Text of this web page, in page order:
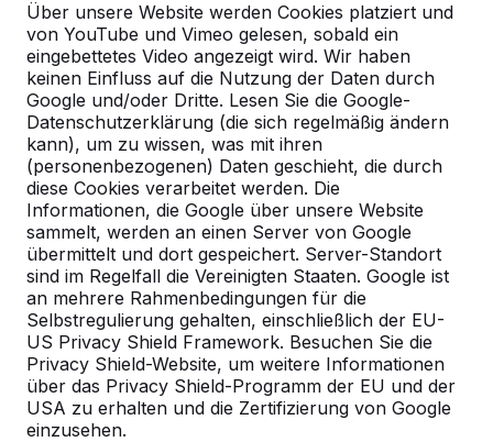
Über unsere Website werden Cookies platziert und
von YouTube und Vimeo gelesen, sobald ein
eingebettetes Video angezeigt wird. Wir haben
keinen Einfluss auf die Nutzung der Daten durch
Google und/oder Dritte. Lesen Sie die Google-
Datenschutzerklärung (die sich regelmäßig ändern
kann), um zu wissen, was mit ihren
(personenbezogenen) Daten geschieht, die durch
diese Cookies verarbeitet werden. Die
Informationen, die Google über unsere Website
sammelt, werden an einen Server von Google
übermittelt und dort gespeichert. Server-Standort
sind im Regelfall die Vereinigten Staaten. Google ist
an mehrere Rahmenbedingungen für die
Selbstregulierung gehalten, einschließlich der EU-
US Privacy Shield Framework. Besuchen Sie die
Privacy Shield-Website, um weitere Informationen
über das Privacy Shield-Programm der EU und der
USA zu erhalten und die Zertifizierung von Google
einzusehen.
Zie ook
Hemmingen
Kontakt
HeBlad Deutschland
Diekerstraße 97
42781 Haan
Deutschland